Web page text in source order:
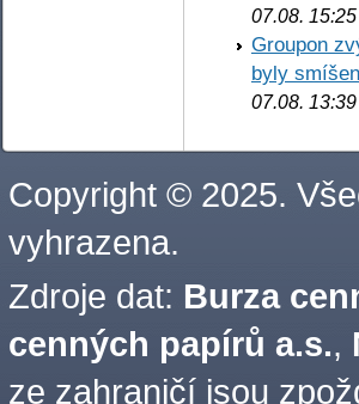
07.08. 15:25
Groupon
byly
07.08. 13:39
Copyright © 2025.
vyhrazena.
Zdroje dat: Burza
cenných papírů a.s.,
ze zahraničí jsou